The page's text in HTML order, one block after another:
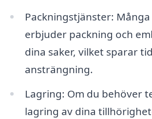
Packningstjänster:
erbjuder packning och
dina saker, vilket sparar
ansträngning.
Lagring: Om du behöver
lagring av dina